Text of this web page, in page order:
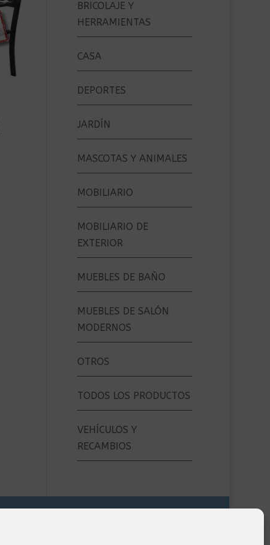
BRICOLAJE Y
HERRAMIENTAS
CASA
DEPORTES
JARDÍN
MASCOTAS Y ANIMALES
MOBILIARIO
MOBILIARIO DE
EXTERIOR
MUEBLES DE BAÑO
MUEBLES DE SALÓN
MODERNOS
OTROS
TODOS LOS PRODUCTOS
VEHÍCULOS Y
RECAMBIOS